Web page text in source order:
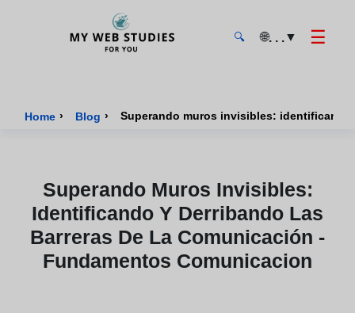
🔍 🌐. . .▼ ☰
Home › Blog › Superando muros invisibles:
Superando Muros Invisibles:
Identificando Y Derribando Las
Barreras De La Comunicación -
Fundamentos Comunicacion